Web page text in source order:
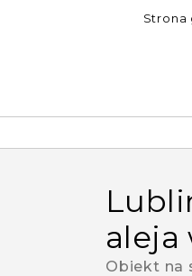
Strona
lublin, sławinek, i górka sławinkowska,
aleja
Obiekt na